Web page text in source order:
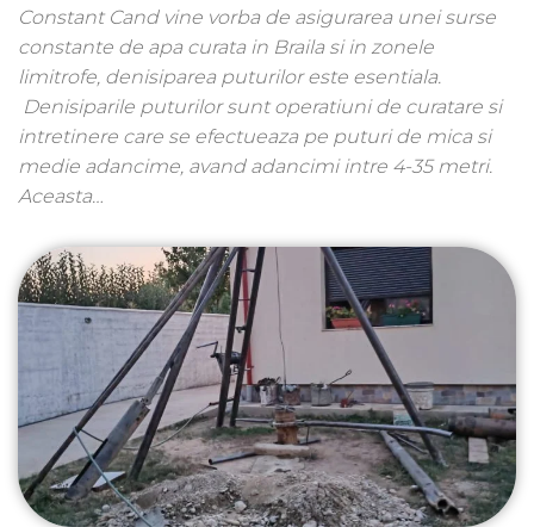
Constant Cand vine vorba de asigurarea unei surse
constante de apa curata in Braila si in zonele
limitrofe, denisiparea puturilor este esentiala.
Denisiparile puturilor sunt operatiuni de curatare si
intretinere care se efectueaza pe puturi de mica si
medie adancime, avand adancimi intre 4-35 metri.
Aceasta…